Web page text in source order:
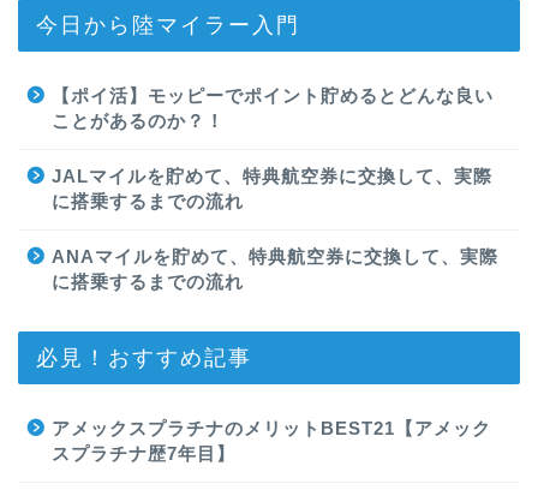
今日から陸マイラー入門
【ポイ活】モッピーでポイント貯めるとどんな良い
ことがあるのか？！
JALマイルを貯めて、特典航空券に交換して、実際
に搭乗するまでの流れ
ANAマイルを貯めて、特典航空券に交換して、実際
に搭乗するまでの流れ
必見！おすすめ記事
アメックスプラチナのメリットBEST21【アメック
スプラチナ歴7年目】